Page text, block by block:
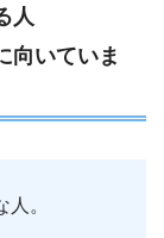
人
向いていま
。